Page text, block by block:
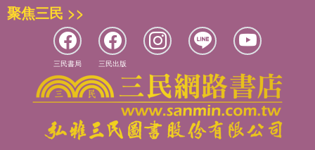
聚焦三民 >>
三民書局 三民出版